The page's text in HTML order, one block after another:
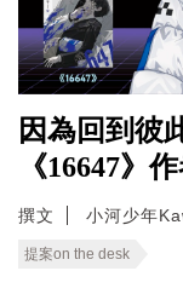
因為回到
《16647》
撰文 小河少年
提案on the desk